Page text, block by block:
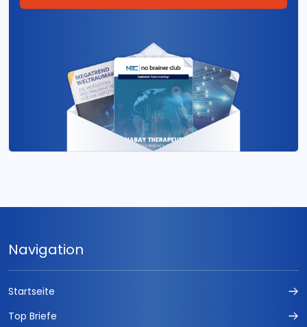
Navigation
Startseite
Top Briefe